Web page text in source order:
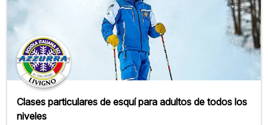
Clases particulares de esquí para adultos de todos los
niveles